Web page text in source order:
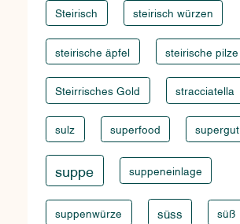
Steirisch steirisch würzen
steirische äpfel steirische pilze
Steirrisches Gold stracciatella
sulz superfood supergut
suppe suppeneinlage
suppenwürze süss süß